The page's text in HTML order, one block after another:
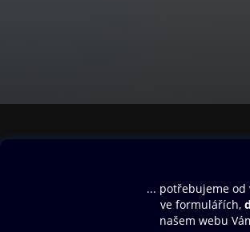
Aplikace a hry
SMS/MMS Info
Blog